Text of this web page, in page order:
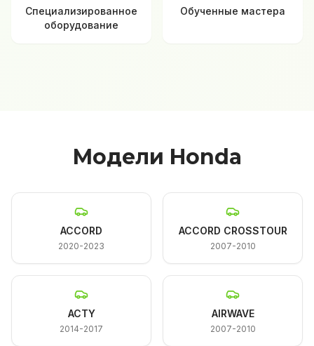
Специализированное
оборудование
Обученные мастера
Модели Honda
ACCORD
2020-2023
ACCORD CROSSTOUR
2007-2010
ACTY
2014-2017
AIRWAVE
2007-2010